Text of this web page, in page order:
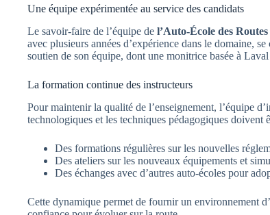
Une équipe expérimentée au service des candidats
Le savoir-faire de l’équipe de l’Auto-École des Routes
avec plusieurs années d’expérience dans le domaine,
soutien de son équipe, dont une monitrice basée à
La formation continue des instructeurs
Pour maintenir la qualité de l’enseignement, l’équipe
technologiques et les techniques pédagogiques doivent
Des formations régulières sur les nouvelles
Des ateliers sur les nouveaux équipements et
Des échanges avec d’autres auto-écoles pour
Cette dynamique permet de fournir un environnement